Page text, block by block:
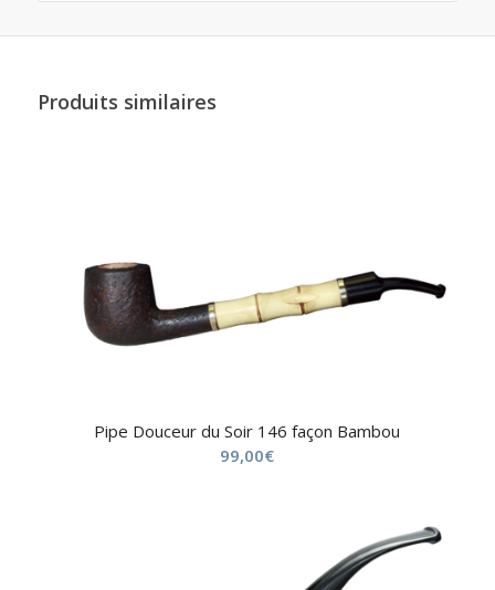
Produits similaires
Pipe Douceur du Soir 146 façon Bambou
99,00€